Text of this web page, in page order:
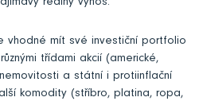
reálný výnos.
vhodné mít své investiční portfolio
třídami akcií (americké,
a státní i protiinflační
komodity (stříbro, platina, ropa,